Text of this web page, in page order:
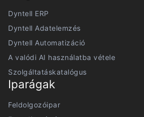
Dyntell ERP
Dyntell Adatelemzés
Dyntell Automatizáció
A valódi AI használatba vétele
Szolgáltatáskatalógus
Iparágak
Feldolgozóipar